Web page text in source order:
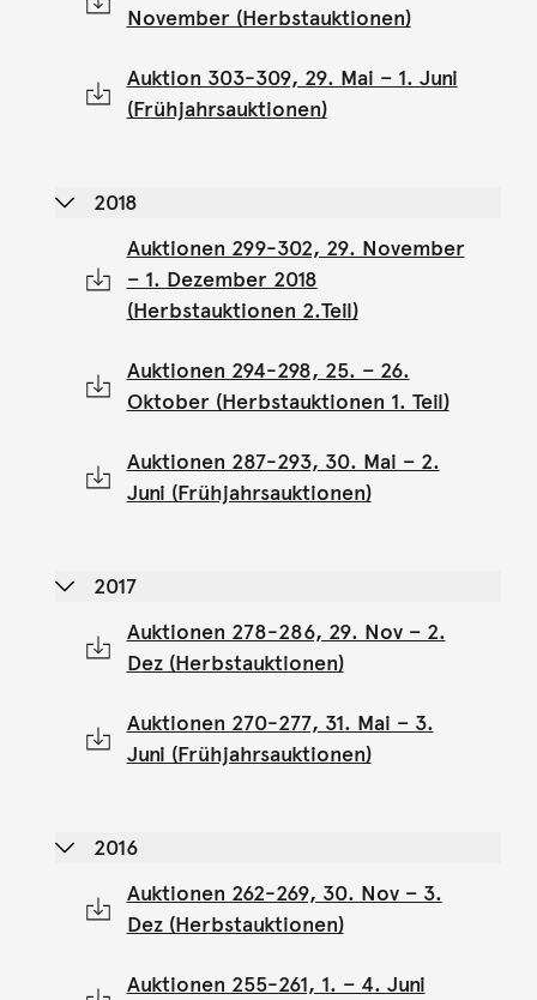
November (Herbstauktionen)
Auktion 303-309, 29. Mai – 1. Juni
(Frühjahrsauktionen)
2018
Auktionen 299-302, 29. November
– 1. Dezember 2018
(Herbstauktionen 2.Teil)
Auktionen 294-298, 25. – 26.
Oktober (Herbstauktionen 1. Teil)
Auktionen 287-293, 30. Mai – 2.
Juni (Frühjahrsauktionen)
2017
Auktionen 278-286, 29. Nov – 2.
Dez (Herbstauktionen)
Auktionen 270-277, 31. Mai – 3.
Juni (Frühjahrsauktionen)
2016
Auktionen 262-269, 30. Nov – 3.
Dez (Herbstauktionen)
Auktionen 255-261, 1. – 4. Juni